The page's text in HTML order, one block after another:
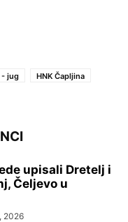
- jug
HNK Čapljina
upisali Dretelj i
Čeljevo u
2026